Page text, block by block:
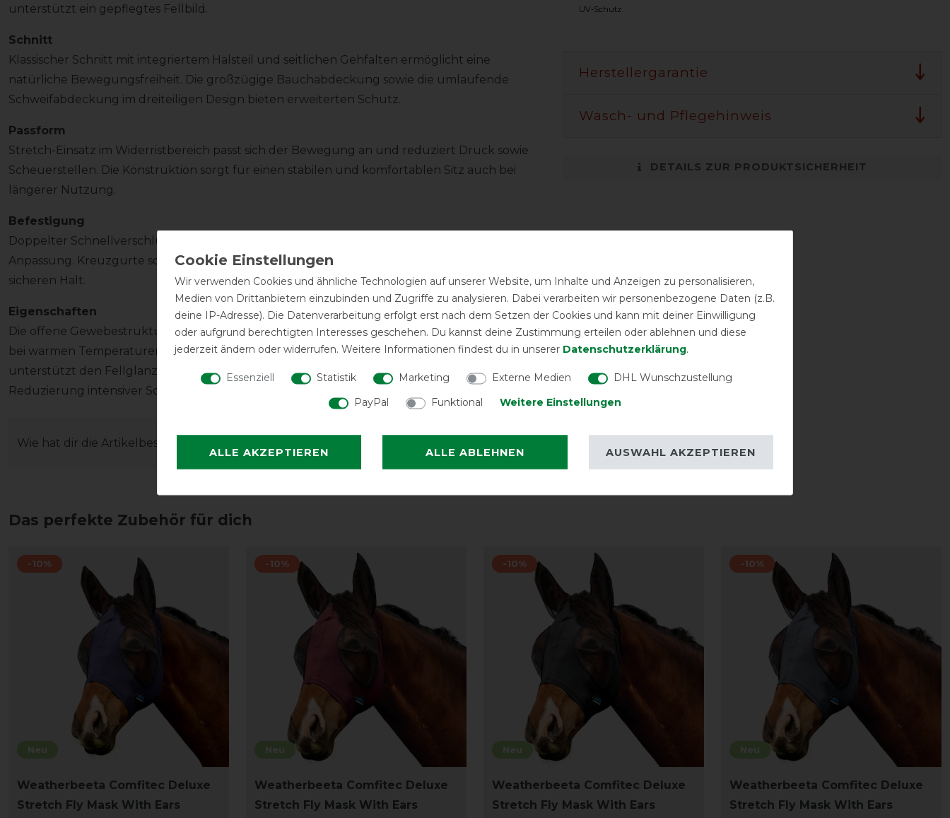
unterstützt ein gepflegtes Fellbild.
Schnitt
Klassischer Schnitt mit integriertem Halsteil und seitlichen Gehfalten ermöglicht eine
natürliche Bewegungsfreiheit. Die großzügige Bauchabdeckung sowie die umlaufende
Schweifabdeckung im dreiteiligen Design bieten erweiterten Schutz.
Passform
Stretch-Einsatz im Widerristbereich passt sich der Bewegung an und reduziert Druck sowie
Scheuerstellen. Die Konstruktion sorgt für einen stabilen und komfortablen Sitz auch bei
längerer Nutzung.
Befestigung
Doppelter Schnellverschluss im Brustbereich mit zusätzlichem Klett ermöglicht eine einfache
Anpassung. Kreuzgurte sowie verstellbare und abnehmbare Beinschlaufen sorgen für
sicheren Halt.
Eigenschaften
Die offene Gewebestruktur unterstützt eine effektive Luftzirkulation und trägt zur Kühlung
bei warmen Temperaturen bei. Das Innenfutter verbessert den Tragekomfort und
unterstützt den Fellglanz. Die Decke bietet über 75 Prozent UV-Schutz und trägt zur
Reduzierung intensiver Sonneneinstrahlung bei.
Wie hat dir die Artikelbeschreibung gefallen?
UV-Schutz
Herstellergarantie
Wasch- und Pflegehinweis
DETAILS ZUR PRODUKTSICHERHEIT
Das perfekte Zubehör für dich
Neu
-10%
Weatherbeeta Comfitec Deluxe
Stretch Fly Mask With Ears
Neu
-10%
Weatherbeeta Comfitec Deluxe
Stretch Fly Mask With Ears
Neu
-10%
Weatherbeeta Comfitec Deluxe
Stretch Fly Mask With Ears
Neu
-10%
Weatherbeeta Comfitec Deluxe
Stretch Fly Mask With Ears
Wir verwenden Cookies und ähnliche Technologien auf unserer Website, um Inhalte und Anzeigen zu personalisieren,
Medien von Drittanbietern einzubinden und Zugriffe zu analysieren. Dabei verarbeiten wir personenbezogene Daten (z.B.
deine IP-Adresse). Die Datenverarbeitung erfolgt erst nach dem Setzen der Cookies und kann mit deiner Einwilligung
oder aufgrund berechtigten Interesses geschehen. Du kannst deine Zustimmung erteilen oder ablehnen und diese
jederzeit ändern oder widerrufen. Weitere Informationen findest du in unserer Daten­schutz­erklärung.
Essenziell Statistik Marketing Externe Medien
DHL Wunschzustellung
PayPal
Funktional Weitere Einstellungen
ALLE AKZEPTIEREN ALLE ABLEHNEN AUSWAHL AKZEPTIEREN